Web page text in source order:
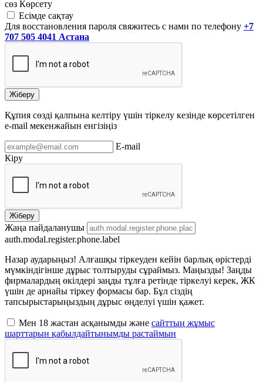
сөз Көрсету
Есімде сақтау
Для восстановления пароля свяжитесь с нами по телефону +7
707 505 4041 Астана
Жіберу
Құпия сөзді қалпына келтіру үшін тіркелу кезінде көрсетілген
e-mail мекенжайын енгізіңіз
E-mail
Кіру
Жіберу
Жаңа пайдаланушы
auth.modal.register.phone.label
Назар аударыңыз! Алғашқы тіркеуден кейін барлық өрістерді
мүмкіндігінше дұрыс толтыруды сұраймыз. Маңызды! Заңды
фирмалардың өкілдері заңды тұлға ретінде тіркелуі керек, ЖК
үшін де арнайы тіркеу формасы бар. Бұл сіздің
тапсырыстарыңыздың дұрыс өңделуі үшін қажет.
Мен 18 жастан асқанымды және сайттың жұмыс
шарттарын қабылдайтынымды растаймын